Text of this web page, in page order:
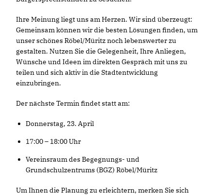
Ihre Meinung liegt uns am Herzen. Wir sind überzeugt:
Gemeinsam können wir die besten Lösungen finden, um
unser schönes Röbel/Müritz noch lebenswerter zu
gestalten. Nutzen Sie die Gelegenheit, Ihre Anliegen,
Wünsche und Ideen im direkten Gespräch mit uns zu
teilen und sich aktiv in die Stadtentwicklung
einzubringen.
Der nächste Termin findet statt am:
Donnerstag, 23. April
17:00 – 18:00 Uhr
Vereinsraum des Begegnungs- und
Grundschulzentrums (BGZ) Röbel/Müritz
Um Ihnen die Planung zu erleichtern, merken Sie sich